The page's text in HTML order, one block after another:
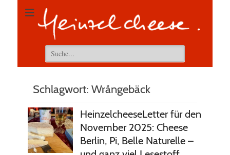
Suchen
nach:
Schlagwort: Wrångebäck
HeinzelcheeseLetter für den
November 2025: Cheese
Berlin, Pi, Belle Naturelle –